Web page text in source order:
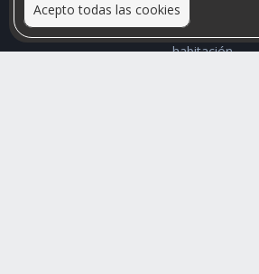
Acepto todas las cookies
Relacionamos personas que arriendan
habitación